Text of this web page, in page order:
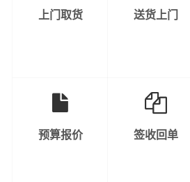
上门取货 送货上门
预算报价 签收回单